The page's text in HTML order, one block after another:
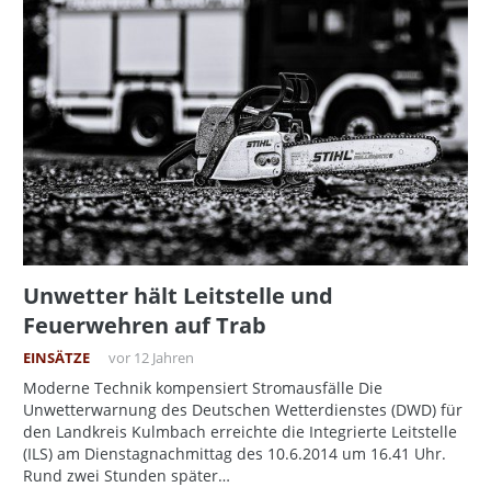
Unwetter hält Leitstelle und
Feuerwehren auf Trab
EINSÄTZE vor 12 Jahren
Moderne Technik kompensiert Stromausfälle Die
Unwetterwarnung des Deutschen Wetterdienstes (DWD) für
den Landkreis Kulmbach erreichte die Integrierte Leitstelle
(ILS) am Dienstagnachmittag des 10.6.2014 um 16.41 Uhr.
Rund zwei Stunden später…